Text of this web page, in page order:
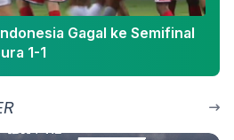
Gagal ke Semifinal
1-1